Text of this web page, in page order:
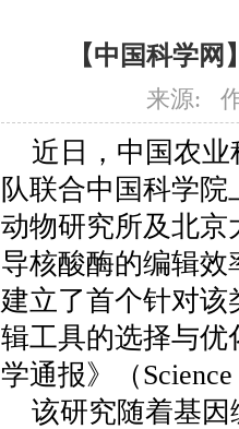
【中国科学
来源:
近日，中国农
队联合中国科学
动物研究所及北
导核酸酶的编辑
建立了首个针对
辑工具的选择与优
学通报》（
该研究随着基